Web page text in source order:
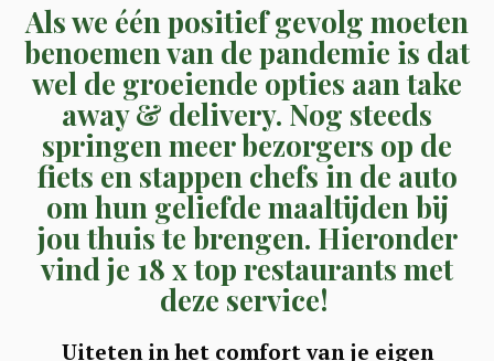
Als we één positief gevolg moeten
benoemen van de pandemie is dat
wel de groeiende opties aan take
away & delivery. Nog steeds
springen meer bezorgers op de
fiets en stappen chefs in de auto
om hun geliefde maaltijden bij
jou thuis te brengen. Hieronder
vind je 18 x top restaurants met
deze service!
Uiteten in het comfort van je eigen